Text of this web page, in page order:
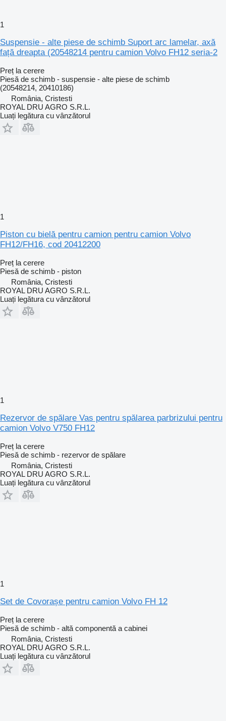
1
Suspensie - alte piese de schimb Suport arc lamelar, axă
față dreapta (20548214 pentru camion Volvo FH12 seria-2
Preț la cerere
Piesă de schimb - suspensie - alte piese de schimb
(20548214, 20410186)
România, Cristesti
ROYAL DRU AGRO S.R.L.
Luați legătura cu vânzătorul
1
Piston cu bielă pentru camion pentru camion Volvo
FH12/FH16, cod 20412200
Preț la cerere
Piesă de schimb - piston
România, Cristesti
ROYAL DRU AGRO S.R.L.
Luați legătura cu vânzătorul
1
Rezervor de spălare Vas pentru spălarea parbrizului pentru
camion Volvo V750 FH12
Preț la cerere
Piesă de schimb - rezervor de spălare
România, Cristesti
ROYAL DRU AGRO S.R.L.
Luați legătura cu vânzătorul
1
Set de Covorașe pentru camion Volvo FH 12
Preț la cerere
Piesă de schimb - altă componentă a cabinei
România, Cristesti
ROYAL DRU AGRO S.R.L.
Luați legătura cu vânzătorul